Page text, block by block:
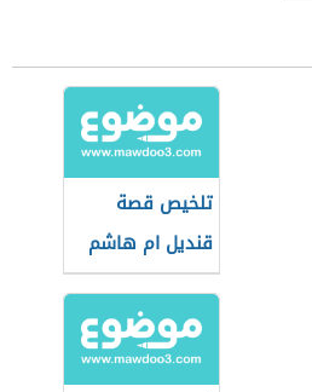
تلخيص قصة
قنديل ام هاشم